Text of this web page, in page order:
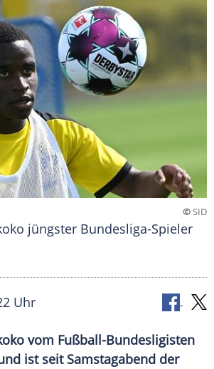
©SID
jüngster Bundesliga-Spieler
Uhr
vom Fußball-Bundesligisten
ist seit Samstagabend der